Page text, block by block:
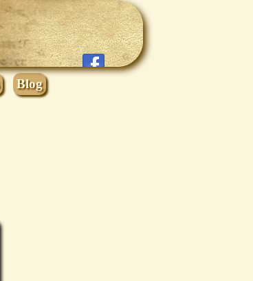
Blog